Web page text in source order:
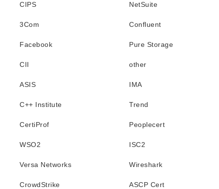
CIPS NetSuite
3Com Confluent
Facebook Pure Storage
CII other
ASIS IMA
C++ Institute Trend
CertiProf Peoplecert
WSO2 ISC2
Versa Networks Wireshark
CrowdStrike ASCP Cert